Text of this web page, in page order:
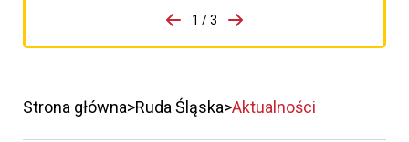
porzpedniego komunikatu
1 / 3
Przejdź do następnego
Strona główna Ruda Śląska Aktualności